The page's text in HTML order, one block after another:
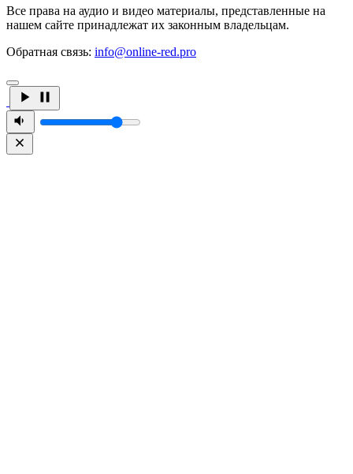
Все права на аудио и видео материалы, представленные на
нашем сайте принадлежат их законным владельцам.
Обратная связь: info@online-red.pro